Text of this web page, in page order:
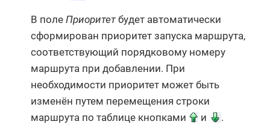
В поле Приоритетбудет автоматически
сформирован приоритет запуска маршрута,
соответствующий порядковому номеру
маршрута при добавлении. При
необходимости приоритет может быть
изменён путем перемещения строки
маршрута по таблице кнопками
и .